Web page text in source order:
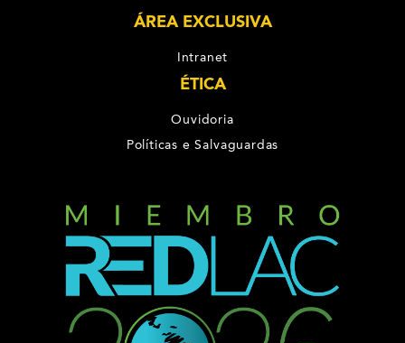
ÁREA EXCLUSIVA
Intranet
ÉTICA
Ouvidoria
Políticas e Salvaguardas